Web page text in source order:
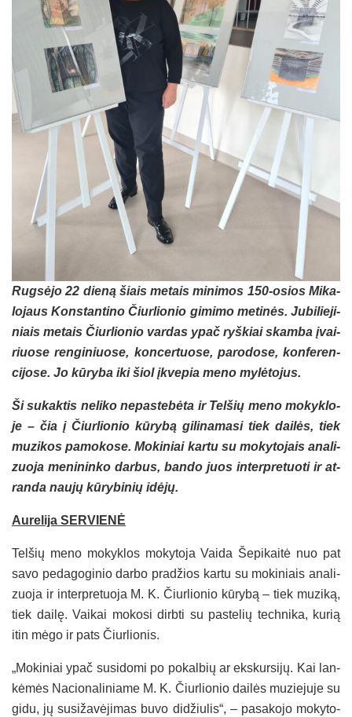
Rug­sė­jo 22 die­ną šiais me­tais mi­ni­mos 150-osios Mi­ka­
lo­jaus Kons­tan­ti­no Čiur­lio­nio gi­mi­mo me­ti­nės. Ju­bi­lie­ji­
niais me­tais Čiur­lio­nio var­das ypač ryš­kiai skam­ba įvai­
riuo­se ren­gi­niuo­se, kon­cer­tuo­se, pa­ro­do­se, kon­fe­ren­
ci­jo­se. Jo kū­ry­ba iki šiol įkve­pia me­no my­lė­to­jus.
Ši su­kak­tis ne­li­ko ne­pas­te­bė­ta ir Tel­šių me­no mo­kyk­lo­
je – čia į Čiur­lio­nio kū­ry­bą gi­li­na­ma­si tiek dai­lės, tiek
mu­zi­kos pa­mo­ko­se. Mo­ki­niai kar­tu su mo­ky­to­jais ana­li­
zuo­ja me­ni­nin­ko dar­bus, ban­do juos in­terp­re­tuo­ti ir at­
ran­da nau­jų kū­ry­bi­nių idė­jų.
Au­re­li­ja SER­VIE­NĖ
Tel­šių me­no mo­kyk­los mo­ky­to­ja Vai­da Še­pi­kai­tė nuo pat
sa­vo pe­da­go­gi­nio dar­bo pra­džios kar­tu su mo­ki­niais ana­li­
zuo­ja ir in­terp­re­tuo­ja M. K. Čiur­lio­nio kū­ry­bą – tiek mu­zi­ką,
tiek dai­lę. Vai­kai mo­ko­si dirb­ti su pa­ste­lių tech­ni­ka, ku­rią
itin mė­go ir pa­ts Čiur­lio­nis.
„Mo­ki­niai ypač su­si­do­mi po po­kal­bių ar eks­kur­si­jų. Kai lan­
kė­mės Na­cio­na­li­nia­me M. K. Čiur­lio­nio dai­lės mu­zie­ju­je su
gi­du, jų su­si­ža­vė­ji­mas bu­vo di­džiu­lis“, – pa­sa­ko­jo mo­ky­to­